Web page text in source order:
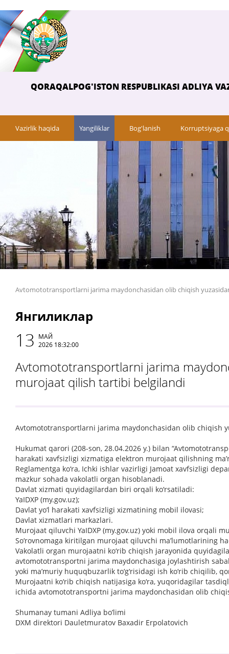
QORAQALPOG'ISTON RESPUBLIKASI ADLIYA
Vazirlik haqida Yangiliklar Bog'lanish Korruptsiyaga
Avtomototransportlarni jarima maydonchasidan olib chiqish
Янгиликлар
13 МАЙ
2026 18:32:00
Avtomototransportlarni jarima
murojaat qilish tartibi belgilandi
Avtomototransportlarni jarima maydonchasidan olib
Hukumat qarori (208-son, 28.04.2026 y.) bilan
harakati xavfsizligi xizmatiga elektron murojaat qilishning
Reglamentga ko‘ra, Ichki ishlar vazirligi Jamoat xavfsizligi
mazkur sohada vakolatli organ hisoblanadi.
Davlat xizmati quyidagilardan biri orqali ko‘rsatiladi:
YaIDXP (my.gov.uz);
Davlat yo‘l harakati xavfsizligi xizmatining mobil ilovasi;
Davlat xizmatlari markazlari.
Murojaat qiluvchi YaIDXP (my.gov.uz) yoki mobil ilova orqali
So‘rovnomaga kiritilgan murojaat qiluvchi ma’lumotlarining
Vakolatli organ murojaatni ko‘rib chiqish jarayonida
avtomototransportni jarima maydonchasiga joylashtirish
yoki ma’muriy huquqbuzarlik to‘g‘risidagi ish ko‘rib chiqilib,
Murojaatni ko‘rib chiqish natijasiga ko‘ra, yuqoridagilar
ichida avtomototransportni jarima maydonchasidan olib
Shumanay tumani Adliya bo’limi
DXM direktori Dauletmuratov Baxadir Erpolatovich